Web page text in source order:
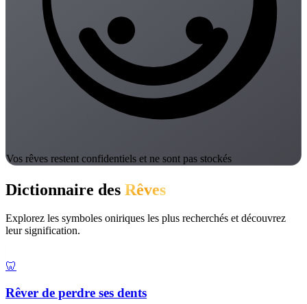
Vos rêves restent confidentiels et ne sont pas stockés
Dictionnaire des Rêves
Explorez les symboles oniriques les plus recherchés et découvrez
leur signification.
🦷
Rêver de perdre ses dents